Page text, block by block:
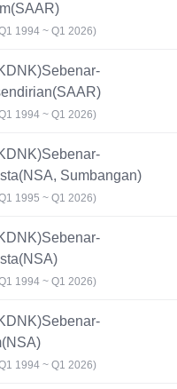
1994 ~ Q1 2026)
1994 ~ Q1 2026)
Sumbangan)
1995 ~ Q1 2026)
1994 ~ Q1 2026)
1994 ~ Q1 2026)